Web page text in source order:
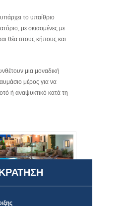
το υπαίθριο
με σκιασμένες με
θέα στους κήπους και
μια μοναδική
μέρος για να
ή αναψυκτικό κατά τη